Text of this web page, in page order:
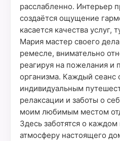
расслабленно. Интерьер
создаётся ощущение
касается качества услуг,
Мария мастер своего
ремесле, внимательно
реагируя на пожелания и
организма. Каждый сеанс
индивидуальным
релаксации и заботы о
моим любимым местом
Здесь заботятся о каждом
атмосферу настоящего